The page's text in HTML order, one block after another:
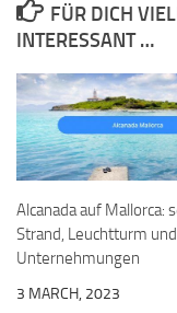
FÜR DICH
INTERESSANT …
Alcanada auf Mallorca:
Strand, Leuchtturm und
Unternehmungen
3 MARCH, 2023